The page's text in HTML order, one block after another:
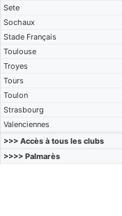
Sete
Sochaux
Stade Français
Toulouse
Troyes
Tours
Toulon
Strasbourg
Valenciennes
>>> Accès à tous les clubs
>>>> Palmarès